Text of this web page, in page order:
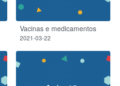
Vacinas e medicamentos
2021-03-22